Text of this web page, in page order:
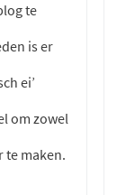
te
is er
ei’
om zowel
te maken.